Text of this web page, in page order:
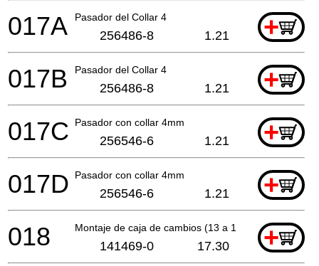
Pasador del Collar 4 +
017A 256486-8 1.21
Pasador del Collar 4 +
017B 256486-8 1.21
Pasador con collar 4mm +
017C 256546-6 1.21
Pasador con collar 4mm +
017D 256546-6 1.21
Montaje de caja de cambios (13 a 19) +
018 141469-0 17.30